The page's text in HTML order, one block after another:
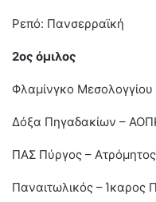
Ρεπό: Πανσερραϊκή
2ος όμιλος
Φλαμίνγκο
Δόξα Πηγαδακίων –
ΠΑΣ Πύργος –
Παναιτωλικός – Ίκαρος